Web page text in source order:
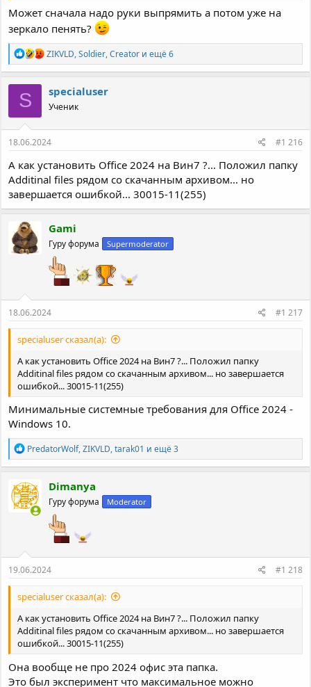
Пошёл и в той теме написал о проблеме тоже...
Может сначала надо руки выпрямить а потом уже на
зеркало пенять?
Р
е
а
ц
и
:
ZIKVLD,Soldier,Creator и ещё 6
S specialuser
Ученик
18.06.2024 #1 216
А как установить Office 2024 на Вин7 ?... Положил папку
Additinal files рядом со скачанным архивом... но
завершается ошибкой... 30015-11(255)
Gami
Гуру форума Supermoderator
18.06.2024 #1 217
specialuser сказал(а):
А как установить Office 2024 на Вин7 ?... Положил папку
Additinal files рядом со скачанным архивом... но завершается
ошибкой... 30015-11(255)
Минимальные системные требования для Office 2024 -
Windows 10.
Р
е
а
к
ц
и
и
PredatorWolf,ZIKVLD,tarak01 и ещё 3
Dimanya
Гуру форума Moderator
19.06.2024 #1 218
specialuser сказал(а):
А как установить Office 2024 на Вин7 ?... Положил папку
Additinal files рядом со скачанным архивом... но завершается
ошибкой... 30015-11(255)
Она вообще не про 2024 офис эта папка.
Это был эксперимент что максимальное можно